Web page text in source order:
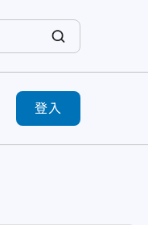
登入